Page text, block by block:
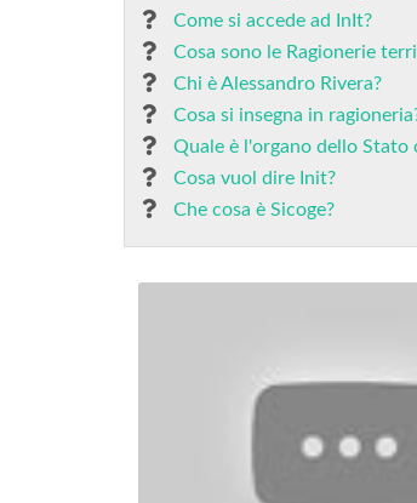
Come si accede ad InIt?
Cosa sono le Ragionerie
Chi è Alessandro Rivera?
Cosa si insegna in
Quale è l'organo dello
Cosa vuol dire Init?
Che cosa è Sicoge?